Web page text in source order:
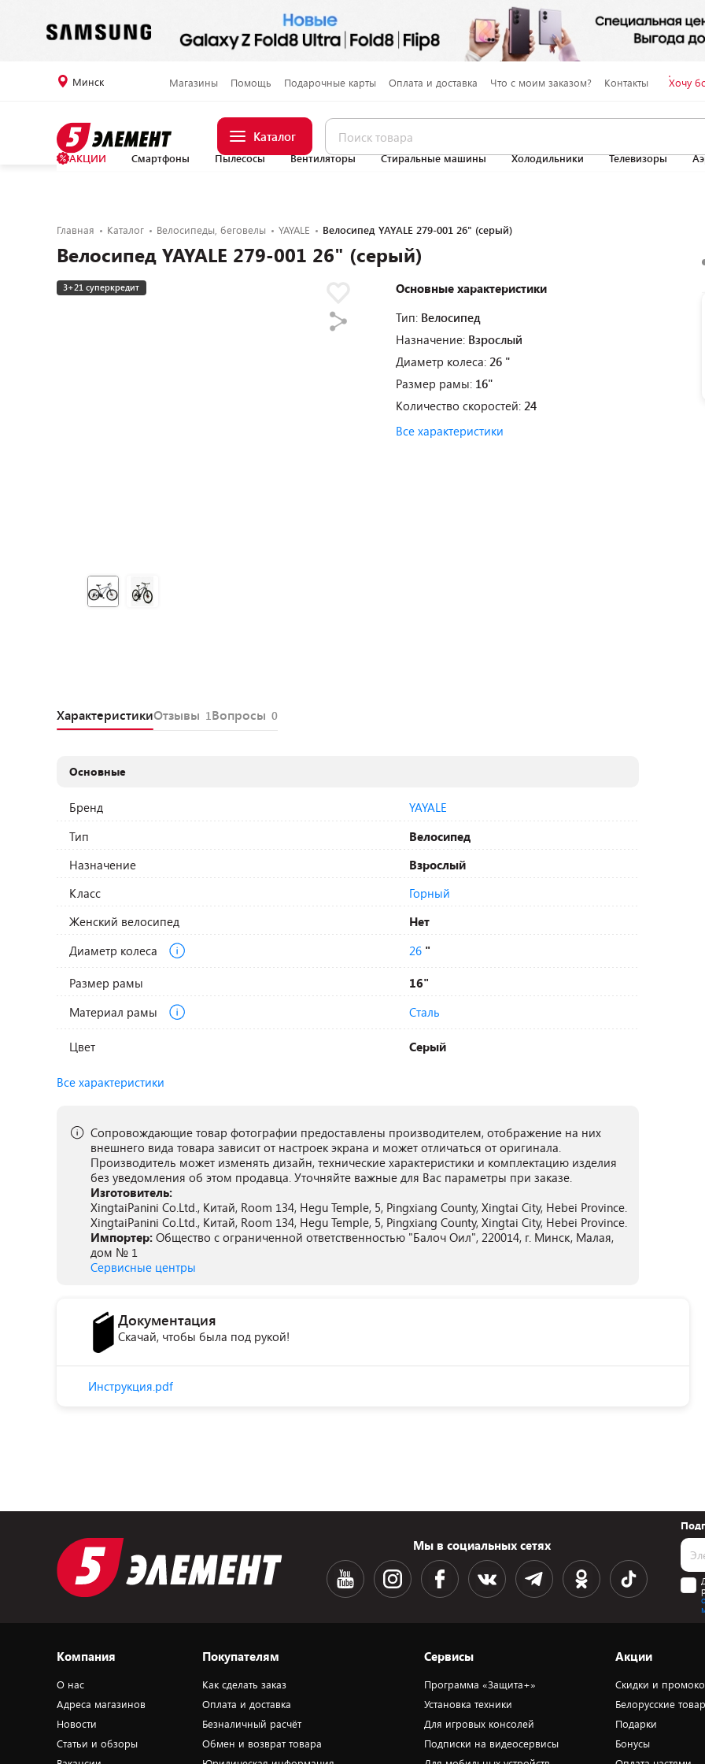
Минск Магазины Помощь Подарочные карты Оплата и доставка Что с моим заказом? Контакты Хочу
Каталог
АКЦИИ Смартфоны Пылесосы Вентиляторы Стиральные машины Холодильники Телевизоры
Главная Каталог Велосипеды, беговелы YAYALE Велосипед YAYALE 279-001 26" (серый)
Велосипед YAYALE 279-001 26" (серый)
3+21 суперкредит
Основные характеристики
Тип: Велосипед
Назначение: Взрослый
Диаметр колеса: 26 "
Размер рамы: 16"
Количество скоростей: 24
Все характеристики
ХарактеристикиОтзывы 1Вопросы 0
Основные
Бренд
YAYALE
Тип
Велосипед
Назначение
Взрослый
Класс
Горный
Женский велосипед
Нет
Диаметр колеса
26 "
Размер рамы
16"
Материал рамы
Сталь
Цвет Серый
Все характеристики
Сопровождающие товар фотографии предоставлены производителем, отображение на них
внешнего вида товара зависит от настроек экрана и может отличаться от оригинала.
Производитель может изменять дизайн, технические характеристики и комплектацию изделия
без уведомления об этом продавца. Уточняйте важные для Вас параметры при заказе.
Изготовитель:
XingtaiPanini Co.Ltd., Китай, Room 134, Hegu Temple, 5, Pingxiang County, Xingtai City, Hebei Province.
XingtaiPanini Co.Ltd., Китай, Room 134, Hegu Temple, 5, Pingxiang County, Xingtai City, Hebei Province.
Импортер: Общество с ограниченной ответственностью "Балоч Оил", 220014, г. Минск, Малая,
дом № 1
Сервисные центры
Документация
Скачай, чтобы была под рукой!
Инструкция.pdf
Мы в социальных сетях
Компания
О нас
Адреса магазинов
Новости
Статьи и обзоры
Покупателям
Как сделать заказ
Оплата и доставка
Безналичный расчёт
Обмен и возврат товара
Сервисы
Программа «Защита+»
Установка техники
Для игровых консолей
Подписки на видеосервисы
Акции
Скидки и
Белорусские
Подарки
Бонусы